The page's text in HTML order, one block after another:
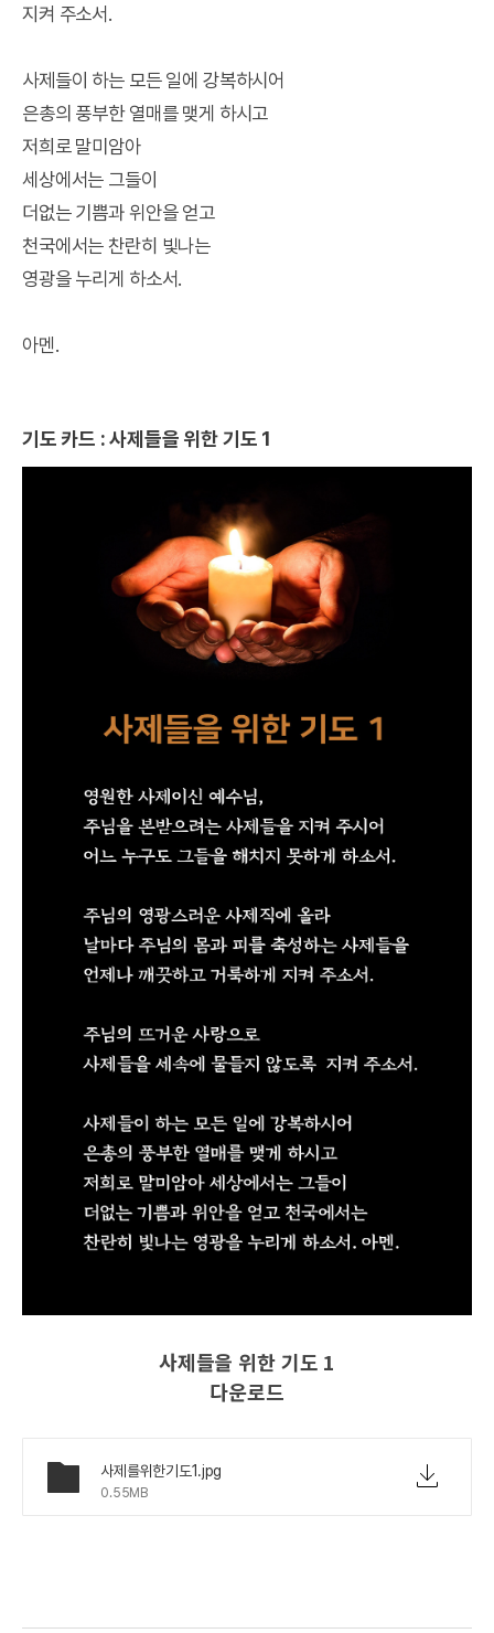
지켜 주소서.
사제들이 하는 모든 일에 강복하시어
은총의 풍부한 열매를 맺게 하시고
저희로 말미암아
세상에서는 그들이
더없는 기쁨과 위안을 얻고
천국에서는 찬란히 빛나는
영광을 누리게 하소서.
아멘.
기도 카드 : 사제들을 위한 기도 1
사제들을 위한 기도 1
다운로드
사제를위한기도1.jpg
0.55MB